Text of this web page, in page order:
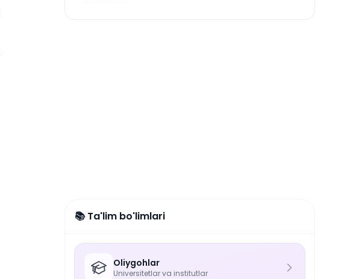
📚 Ta'lim bo'limlari
Oliygohlar
Universitetlar va institutlar